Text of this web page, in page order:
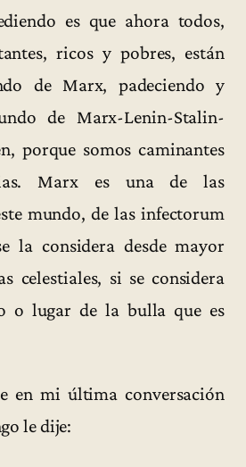
es que ahora todos,
ricos y pobres, están
de Marx, padeciendo y
de Marx-Lenin-Stalin-
porque somos caminantes
Marx es una de las
mundo, de las infectorum
la considera desde mayor
celestiales, si se considera
o lugar de la bulla que es
en mi última conversación
le dije: